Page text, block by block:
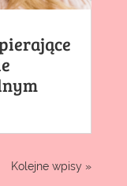
Kolejne wpisy »